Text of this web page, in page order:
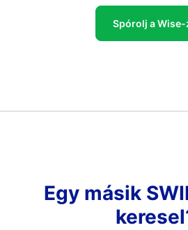
Spórolj a Wise-
Egy másik